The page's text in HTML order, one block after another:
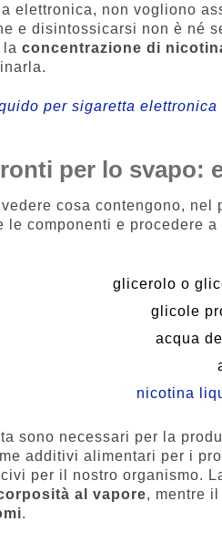
elettronica, non vogliono
e disintossicarsi non è né
concentrazione di
per sigaretta
per lo svapo:
cosa contengono, nel
le componenti e procedere
glicerolo o
glicole
acqua
nicotina
sono necessari per la
additivi alimentari per i
per il nostro organismo.
al vapore, mentre
.